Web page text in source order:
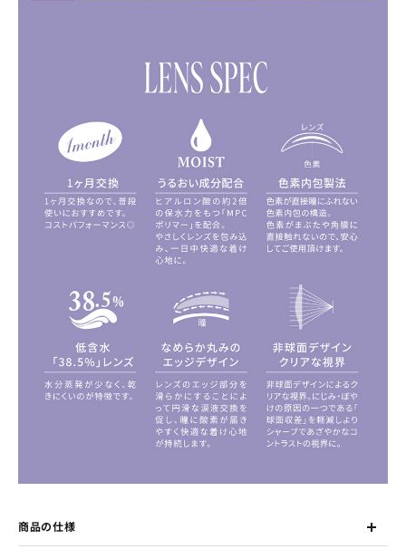
商品の仕様